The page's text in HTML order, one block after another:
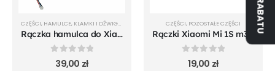
CZĘŚCI, HAMULCE, KLAMKI I DŹWIGNIE
Rączka hamulca do Xiaomi m365 Pro Mi 1S Pro 2 Essential oryginal
0out of 5
39,00 zł
CZĘŚCI, POZOSTAŁE CZĘŚCI
out of 5
19,00 zł